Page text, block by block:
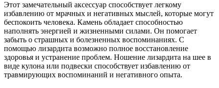
Этот замечательный аксессуар способствует легкому
избавлению от мрачных и негативных мыслей, которые могут
беспокоить человека. Камень обладает способностью
наполнять энергией и жизненными силами. Он помогает
забыть о страшных и болезненных воспоминаниях. С
помощью лизардита возможно полное восстановление
здоровья и устранение проблем. Ношение лизардита на шее в
виде кулона или подвески способствует избавлению от
травмирующих воспоминаний и негативного опыта.